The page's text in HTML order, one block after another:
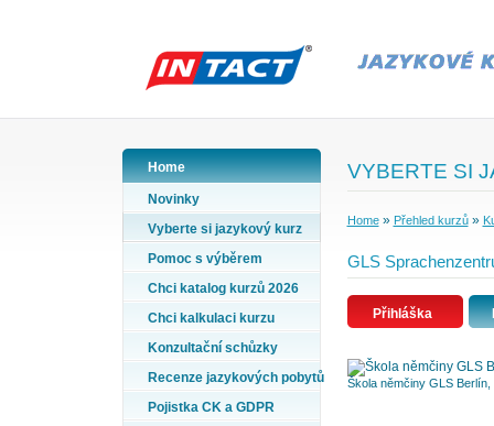
Home
Novinky
Vyberte si jazykový kurz
Pomoc s výběrem
Chci katalog kurzů 2026
Chci kalkulaci kurzu
Konzultační schůzky
Recenze jazykových pobytů
Pojistka CK a GDPR
VYBERTE SI
Home» Přehled kurzů»
GLS
Přihláška
Škola němčiny GLS